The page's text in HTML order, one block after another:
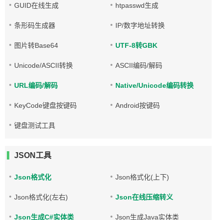
GUID在线生成 htpasswd生成
条形码生成器 IP/数字地址转换
图片转Base64 UTF-8转GBK
Unicode/ASCII转换 ASCII编码/解码
URL编码/解码 Native/Unicode编码转换
KeyCode键盘按键码 Android按键码
键盘测试工具
JSON工具
Json格式化 Json格式化(上下)
Json格式化(左右) Json在线压缩转义
Json生成C#实体类 Json生成Java实体类